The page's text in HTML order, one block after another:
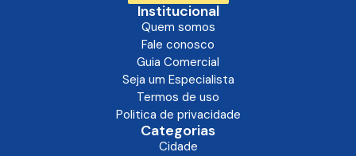
Institucional
Quem somos
Fale conosco
Guia Comercial
Seja um Especialista
Termos de uso
Politica de privacidade
Categorias
Cidade